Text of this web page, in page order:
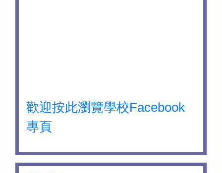
歡迎按此瀏覽學校Facebook
專頁